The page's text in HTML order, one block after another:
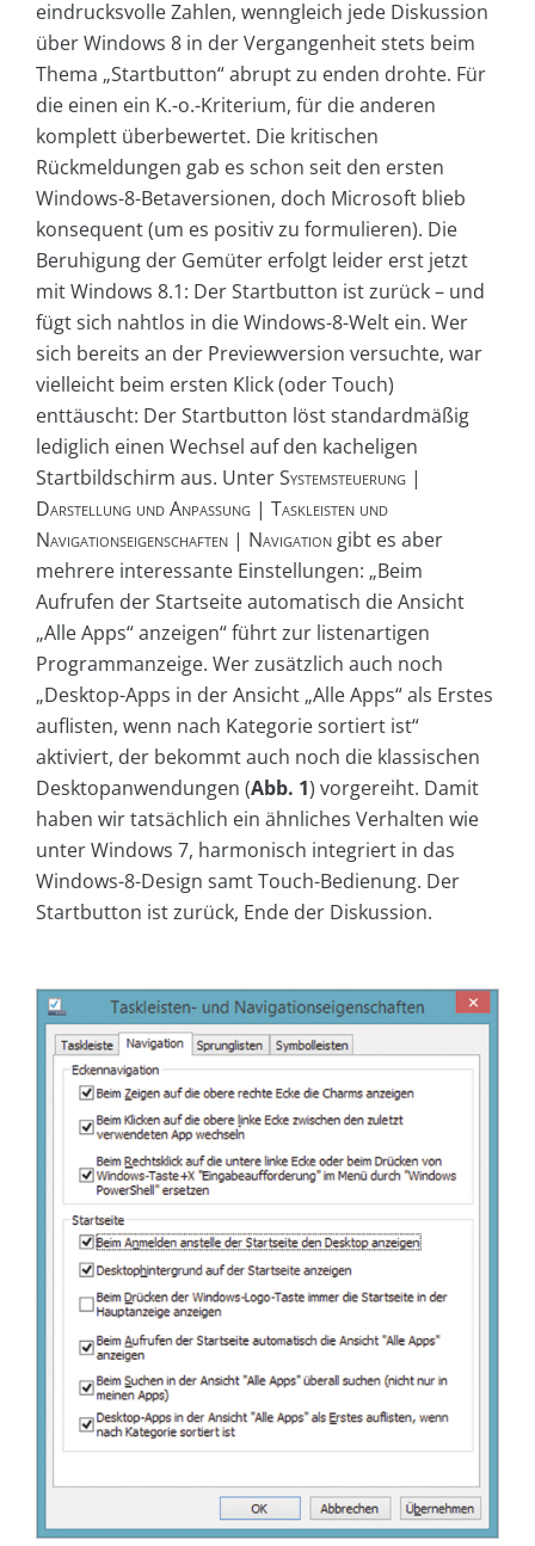
eindrucksvolle Zahlen, wenngleich jede Diskussion
über Windows 8 in der Vergangenheit stets beim
Thema „Startbutton“ abrupt zu enden drohte. Für
die einen ein K.-o.-Kriterium, für die anderen
komplett überbewertet. Die kritischen
Rückmeldungen gab es schon seit den ersten
Windows-8-Betaversionen, doch Microsoft blieb
konsequent (um es positiv zu formulieren). Die
Beruhigung der Gemüter erfolgt leider erst jetzt
mit Windows 8.1: Der Startbutton ist zurück – und
fügt sich nahtlos in die Windows-8-Welt ein. Wer
sich bereits an der Previewversion versuchte, war
vielleicht beim ersten Klick (oder Touch)
enttäuscht: Der Startbutton löst standardmäßig
lediglich einen Wechsel auf den kacheligen
Startbildschirm aus. UnterSystemsteuerung |
Darstellung und Anpassung | Taskleisten und
Navigationseigenschaften | Navigation gibt es aber
mehrere interessante Einstellungen: „Beim
Aufrufen der Startseite automatisch die Ansicht
„Alle Apps“ anzeigen“ führt zur listenartigen
Programmanzeige. Wer zusätzlich auch noch
„Desktop-Apps in der Ansicht „Alle Apps“ als Erstes
auflisten, wenn nach Kategorie sortiert ist“
aktiviert, der bekommt auch noch die klassischen
Desktopanwendungen (Abb. 1) vorgereiht. Damit
haben wir tatsächlich ein ähnliches Verhalten wie
unter Windows 7, harmonisch integriert in das
Windows-8-Design samt Touch-Bedienung. Der
Startbutton ist zurück, Ende der Diskussion.